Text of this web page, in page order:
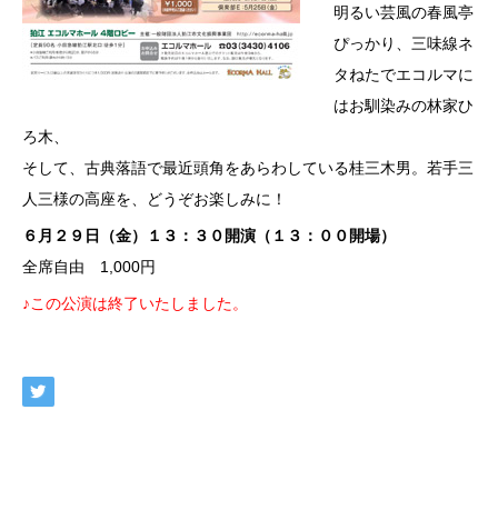
明るい芸風の春風亭
ぴっかり、三味線ネ
タねたでエコルマに
はお馴染みの林家ひ
ろ木、
そして、古典落語で最近頭角をあらわしている桂三木男。若手三
人三様の高座を、どうぞお楽しみに！
６月２９日（金）１３：３０開演（１３：００開場）
全席自由 1,000円
♪この公演は終了いたしました。